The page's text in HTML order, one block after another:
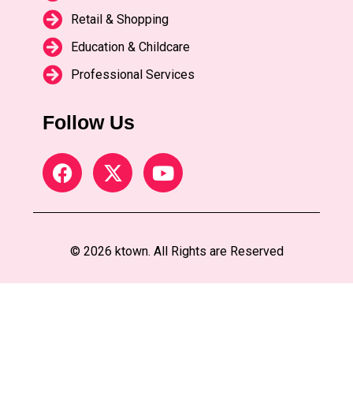
Retail & Shopping
Education & Childcare
Professional Services
Follow Us
© 2026 ktown. All Rights are Reserved